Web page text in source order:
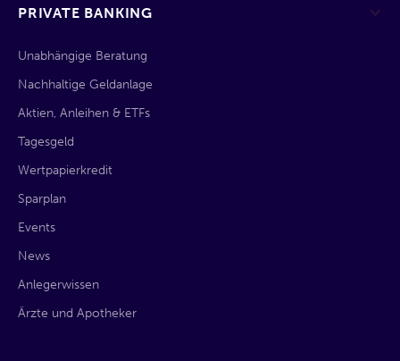
PRIVATE BANKING
Unabhängige Beratung
Nachhaltige Geldanlage
Aktien, Anleihen & ETFs
Tagesgeld
Wertpapierkredit
Sparplan
Events
News
Anlegerwissen
Ärzte und Apotheker